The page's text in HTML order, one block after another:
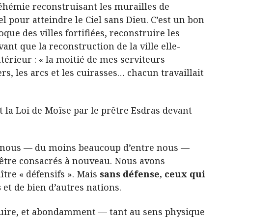
reconstruisant les murailles de
atteindre le Ciel sans Dieu. C’est un bon
des villes fortifiées, reconstruire les
que la reconstruction de la ville elle-
: « la moitié de mes serviteurs
les arcs et les cuirasses… chacun travaillait
Loi de Moïse par le prêtre Esdras devant
— du moins beaucoup d’entre nous —
consacrés à nouveau. Nous avons
« défensifs ». Mais sans défense, ceux qui
et de bien d’autres nations.
et abondamment — tant au sens physique